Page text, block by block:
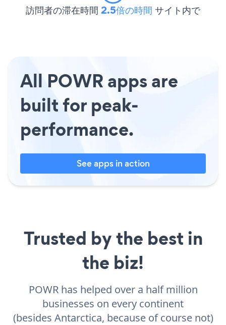
訪問者の滞在時間 2.5倍の時間 サイト内で
All POWR apps are
built for peak-
performance.
See apps in action
Trusted by the best in
the biz!
POWR has helped over a half million
businesses on every continent
(besides Antarctica, because of course not)